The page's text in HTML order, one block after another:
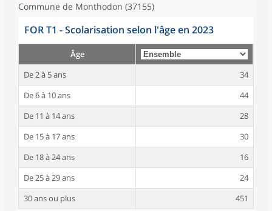
Commune de Monthodon (37155)
FOR T1 - Scolarisation selon l'âge en 2023
Âge
De 2 à 5 ans
34
De 6 à 10 ans
44
De 11 à 14 ans
28
De 15 à 17 ans
30
De 18 à 24 ans
16
De 25 à 29 ans
24
30 ans ou plus
451